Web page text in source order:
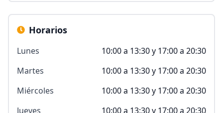
Horarios
Lunes
10:00 a 13:30 y 17:00 a 20:30
Martes
10:00 a 13:30 y 17:00 a 20:30
Miércoles
10:00 a 13:30 y 17:00 a 20:30
Jueves
10:00 a 13:30 y 17:00 a 20:30